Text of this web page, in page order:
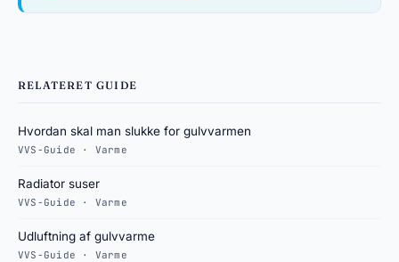
RELATERET GUIDE
Hvordan skal man slukke for gulvvarmen
VVS-Guide · Varme
Radiator suser
VVS-Guide · Varme
Udluftning af gulvvarme
VVS-Guide · Varme